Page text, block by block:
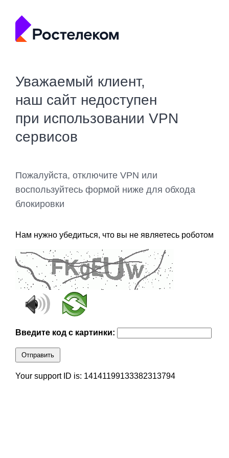
Уважаемый клиент,
наш сайт недоступен
при использовании VPN
сервисов
Пожалуйста, отключите VPN или
воспользуйтесь формой ниже для обхода
блокировки
Нам нужно убедиться, что вы не являетесь роботом
Введите код с картинки:
Отправить
Your support ID is: 14141199133382313794